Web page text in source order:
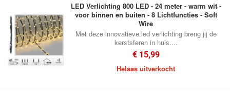
LED Verlichting 800 LED - 24 meter - warm wit -
voor binnen en buiten - 8 Lichtfuncties - Soft
Wire
Met deze innovatieve led verlichting breng jij de
kerstsferen in huis....
€ 15,99
Helaas uitverkocht